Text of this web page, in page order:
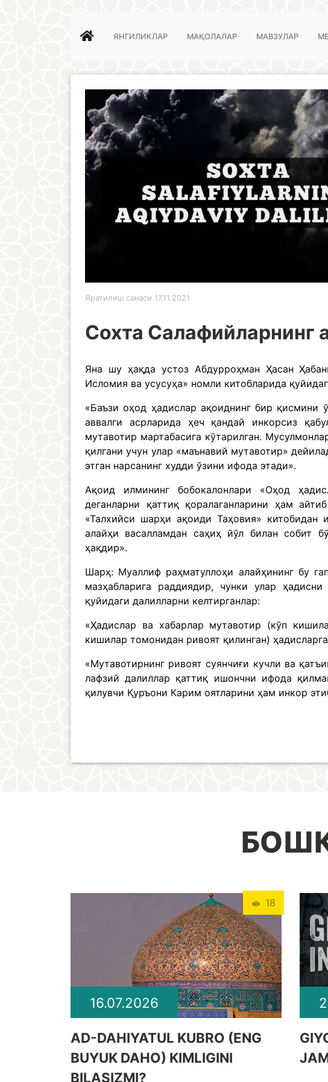
ЯНГИЛИКЛАР МАҚОЛАЛАР МАВЗУЛАР
Яратилиш санаси 17.11.2021
Сохта Салафийларнинг
Яна шу ҳақда устоз Абдурроҳман Ҳасан
Исломия ва усусуҳа» номли китобларида
«Баъзи оҳод ҳадислар ақоиднинг бир қисмини
аввалги асрларида ҳеч қандай инкорсиз
мутавотир мартабасига кўтарилган.
қилгани учун улар «маънавий мутавотир»
этган нарсанинг худди ўзини ифода этади».
Ақоид илмининг бобокалонлари «Оҳод
деганларни қаттиқ қоралаганларини ҳам
«Талхийси шарҳи ақоиди Таҳовия» китобидан
алайҳи васалламдан саҳиҳ йўл билан собит
ҳақдир».
Шарҳ: Муаллиф раҳматуллоҳи алайҳининг бу
мазҳабларига раддиядир, чунки улар
қуйидаги далилларни келтирганлар:
«Ҳадислар ва хабарлар мутавотир (кўп
кишилар томонидан ривоят қилинган)
«Мутавотирнинг ривоят суянчиғи кучли ва
лафзий далиллар қаттиқ ишончни ифода
қилувчи Қуръони Карим оятларини ҳам инкор
18
16.07.2026
​AD-DAHIYATUL KUBRO (ENG
BUYUK DAHO) KIMLIGINI
BILASIZMI?